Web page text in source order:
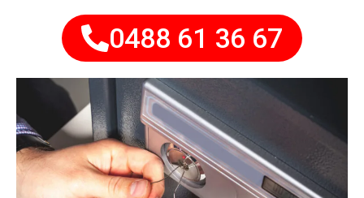
0488 61 36 67